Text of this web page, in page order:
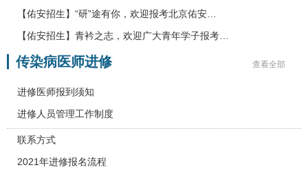
【佑安招生】“研”途有你，欢迎报考北京佑安…
【佑安招生】青衿之志，欢迎广大青年学子报考…
查看全部
传染病医师进修
进修医师报到须知
进修人员管理工作制度
联系方式
2021年进修报名流程